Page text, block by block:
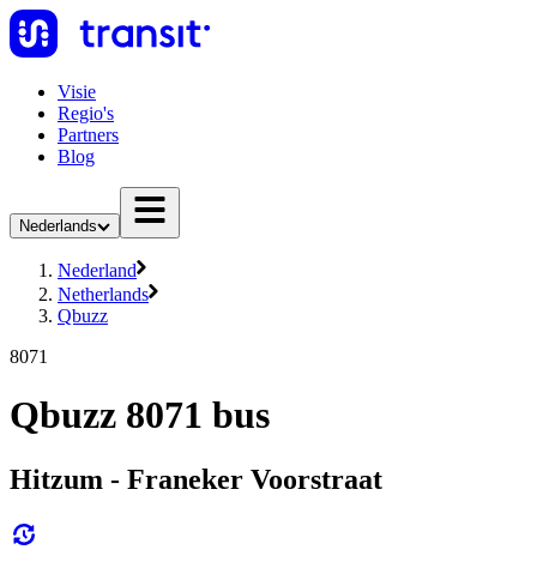
Visie
Regio's
Partners
Blog
Nederlands
Nederland
Netherlands
Qbuzz
8071
Qbuzz 8071 bus
Hitzum - Franeker Voorstraat